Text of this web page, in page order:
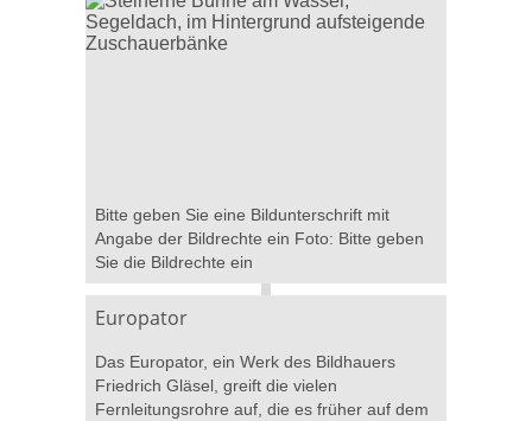
Bitte geben Sie eine Bildunterschrift mit
Angabe der Bildrechte ein Foto: Bitte geben
Sie die Bildrechte ein
Europator
Das Europator, ein Werk des Bildhauers
Friedrich Gläsel, greift die vielen
Fernleitungsrohre auf, die es früher auf dem